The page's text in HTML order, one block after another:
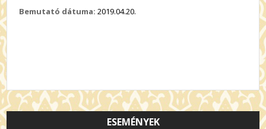
Bemutató dátuma: 2019.04.20.
ESEMÉNYEK